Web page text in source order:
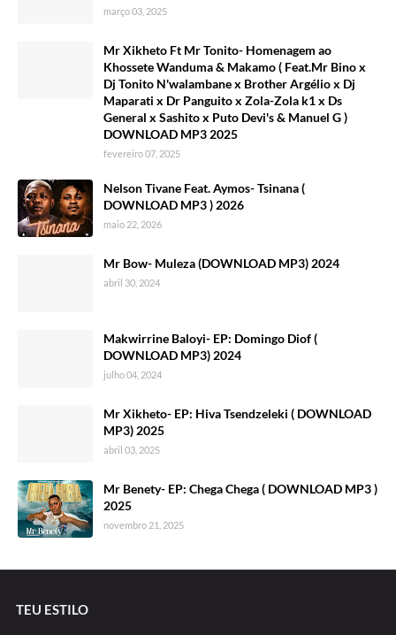
março 03, 2025
Mr Xikheto Ft Mr Tonito- Homenagem ao
Khossete Wanduma & Makamo ( Feat.Mr Bino x
Dj Tonito N'walambane x Brother Argélio x Dj
Maparati x Dr Panguito x Zola-Zola k1 x Ds
General x Sashito x Puto Devi's & Manuel G )
DOWNLOAD MP3 2025
fevereiro 07, 2025
Nelson Tivane Feat. Aymos- Tsinana (
DOWNLOAD MP3 ) 2026
maio 22, 2026
Mr Bow- Muleza (DOWNLOAD MP3) 2024
abril 30, 2024
Makwirrine Baloyi- EP: Domingo Diof (
DOWNLOAD MP3) 2024
julho 04, 2024
Mr Xikheto- EP: Hiva Tsendzeleki ( DOWNLOAD
MP3) 2025
abril 03, 2025
Mr Benety- EP: Chega Chega ( DOWNLOAD MP3 )
2025
novembro 21, 2025
TEU ESTILO